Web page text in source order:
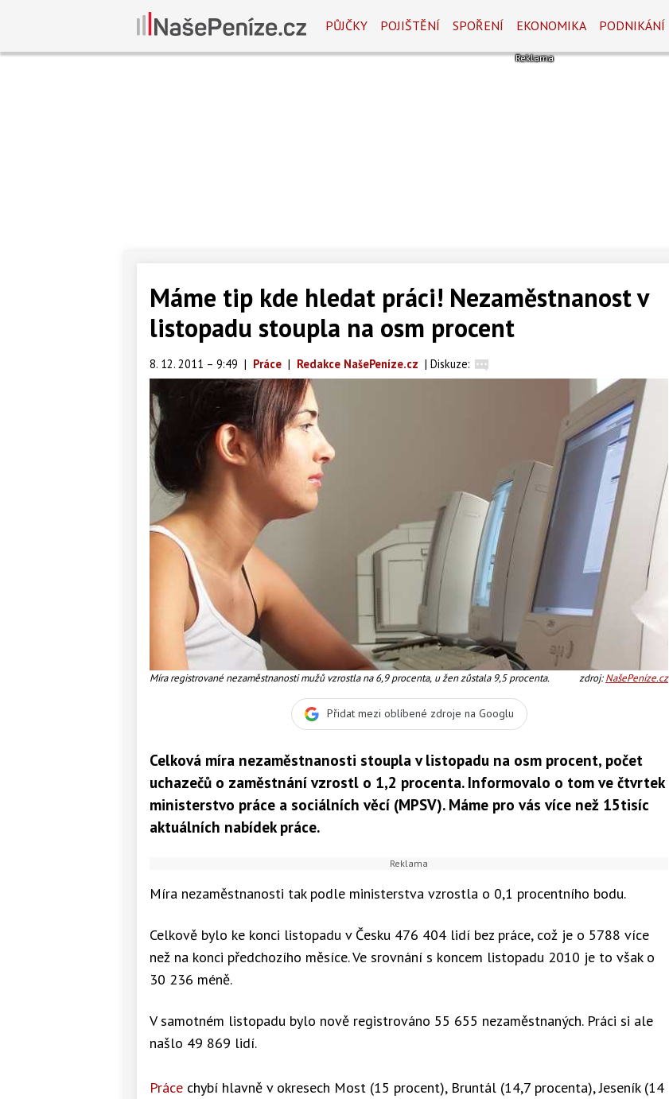
PŮJČKY POJIŠTĚNÍ SPOŘENÍ EKONOMIKA PODNIKÁNÍ
Máme tip kde hledat práci! Nezaměstnanost v
listopadu stoupla na osm procent
8. 12. 2011 – 9:49 | Práce | Redakce NašePeníze.cz | Diskuze:
Míra registrované nezaměstnanosti mužů vzrostla na 6,9 procenta, u žen zůstala 9,5 procenta. zdroj:NašePeníze.cz
Přidat mezi oblíbené zdroje na Googlu
Celková míra nezaměstnanosti stoupla v listopadu na osm procent, počet
uchazečů o zaměstnání vzrostl o 1,2 procenta. Informovalo o tom ve čtvrtek
ministerstvo práce a sociálních věcí (MPSV). Máme pro vás více než 15tisíc
aktuálních nabídek práce.
Míra nezaměstnanosti tak podle ministerstva vzrostla o 0,1 procentního bodu.
Celkově bylo ke konci listopadu v Česku 476 404 lidí bez práce, což je o 5788 více
než na konci předchozího měsíce. Ve srovnání s koncem listopadu 2010 je to však o
30 236 méně.
V samotném listopadu bylo nově registrováno 55 655 nezaměstnaných. Práci si ale
našlo 49 869 lidí.
Práce chybí hlavně v okresech Most (15 procent), Bruntál (14,7 procenta), Jeseník (14